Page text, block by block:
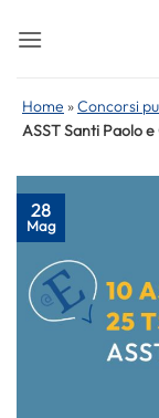
Home »Concorsi
ASST Santi Paolo
28
Mag